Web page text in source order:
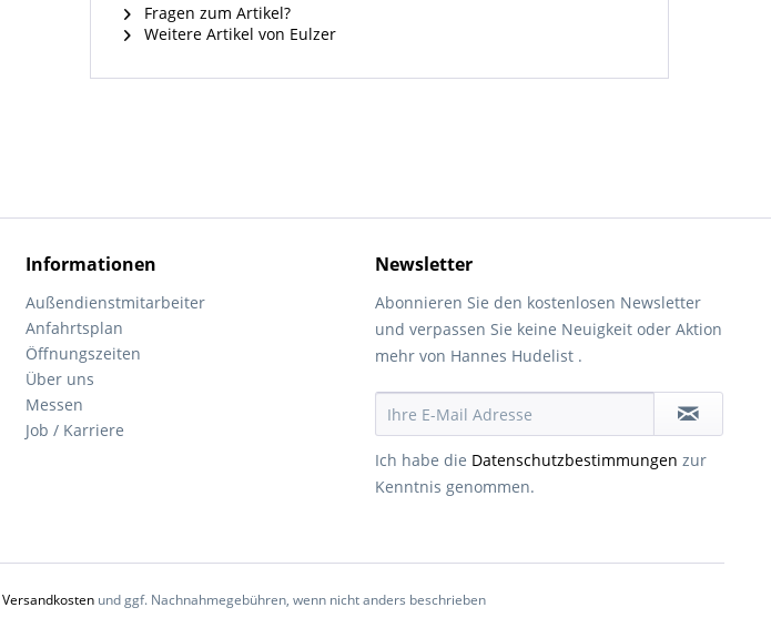
Fragen zum Artikel?
Weitere Artikel von Eulzer
Informationen
Außendienstmitarbeiter
Anfahrtsplan
Öffnungszeiten
Über uns
Messen
Job / Karriere
Newsletter
Abonnieren Sie den kostenlosen Newsletter
und verpassen Sie keine Neuigkeit oder Aktion
mehr von Hannes Hudelist .
Ich habe die Datenschutzbestimmungen zur
Kenntnis genommen.
Versandkosten und ggf. Nachnahmegebühren, wenn nicht anders beschrieben